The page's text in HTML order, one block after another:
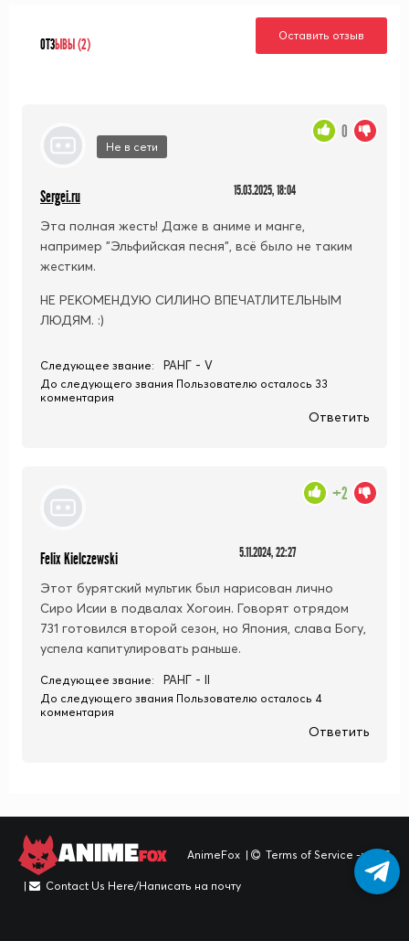
ОТЗЫВЫ (2)
Оставить отзыв
Не в сети
Sergei.ru 15.03.2025, 18:04
Эта полная жесть! Даже в аниме и манге,
например "Эльфийская песня", всё было не таким
жестким.
НЕ РЕКОМЕНДУЮ СИЛИНО ВПЕЧАТЛИТЕЛЬНЫМ
ЛЮДЯМ. :)
0
Следующее звание: РАНГ - V
До следующего звания Пользователю осталось 33
комментария
Ответить
Felix Kielczewski 5.11.2024, 22:27
Этот бурятский мультик был нарисован лично
Сиро Исии в подвалах Хогоин. Говорят отрядом
731 готовился второй сезон, но Япония, слава Богу,
успела капитулировать раньше.
+2
Следующее звание: РАНГ - II
До следующего звания Пользователю осталось 4
комментария
Ответить
ANIMEFOX AnimeFox | Terms of Service -> TOS
| Contact Us Here/Написать на почту